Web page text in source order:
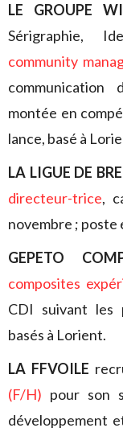
LE GROUPE
Sérigraphie,
community
montée en
lance, basé à
LA LIGUE DE
directeur-trice,
novembre ; poste
GEPETO
composites
CDI suivant les
basés à Lorient.
LA FFVOILE
(F/H) pour son
développement